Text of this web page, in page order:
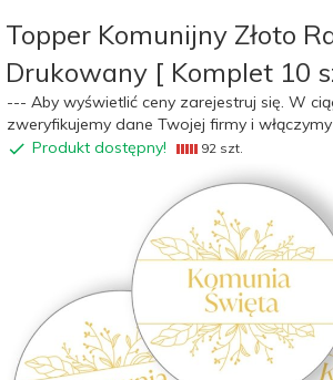
Topper Komunijny Złoto
Drukowany [ Komplet 10
--- Aby wyświetlić ceny zarejestruj się. W
zweryfikujemy dane Twojej firmy i
Produkt dostępny!
92 szt.